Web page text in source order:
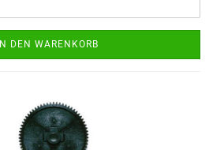
IN DEN WARENKORB